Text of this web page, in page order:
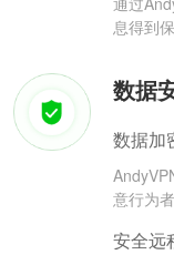
息得到保
数据
数据加
意行为
安全远